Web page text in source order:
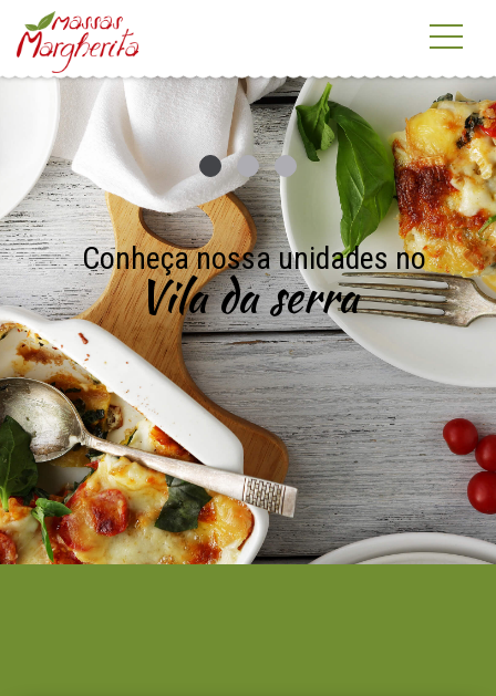
Conheça nossa unidades no
Vila da serra